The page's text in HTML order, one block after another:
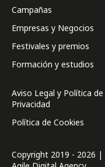
Campañas
Empresas y Negocios
Festivales y premios
Formación y estudios
Aviso Legal y Política de
Privacidad
Política de Cookies
Copyright 2019 - 2026